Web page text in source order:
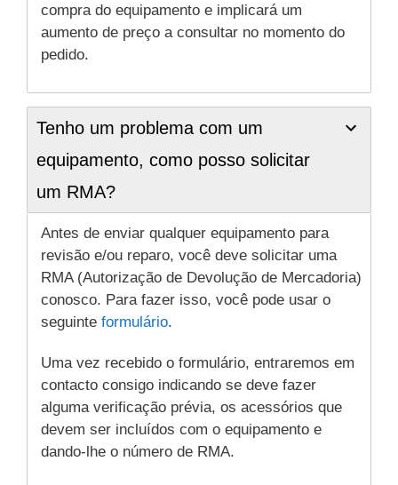
compra do equipamento e implicará um
aumento de preço a consultar no momento do
pedido.
Tenho um problema com um
equipamento, como posso solicitar
um RMA?
Antes de enviar qualquer equipamento para
revisão e/ou reparo, você deve solicitar uma
RMA (Autorização de Devolução de Mercadoria)
conosco. Para fazer isso, você pode usar o
seguinte formulário.
Uma vez recebido o formulário, entraremos em
contacto consigo indicando se deve fazer
alguma verificação prévia, os acessórios que
devem ser incluídos com o equipamento e
dando-lhe o número de RMA.